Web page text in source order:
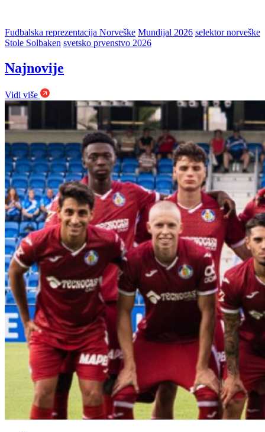
Fudbalska reprezentacija Norveške Mundijal 2026 selektor norveške
Stole Solbaken svetsko prvenstvo 2026
Najnovije
Vidi više